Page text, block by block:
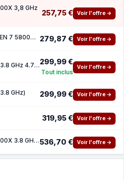
3,8 GHz
257,75 € Voir l'offre →
Processeur AMD RYZEN 7 5800X - AM4 - 470 GHz - 8 cœurs 279,87 € Voir l'offre →
AMD Ryzen 7 5800X (3.8 GHz 4.7 GHz)299,99 €
Tout inclus
Voir l'offre →
GHz) 299,99 € Voir l'offre →
319,95 € Voir l'offre →
AMD AMD Ryzen 7 5800X 3.8 GHz processeur - PIB WOF536,70 € Voir l'offre →